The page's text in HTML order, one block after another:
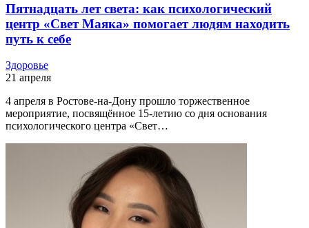
Пятнадцать лет света: как психологический
центр «Свет Маяка» помогает людям находить
путь к себе
Здоровье
21 апреля
4 апреля в Ростове-на-Дону прошло торжественное
мероприятие, посвящённое 15-летию со дня основания
психологического центра «Свет…